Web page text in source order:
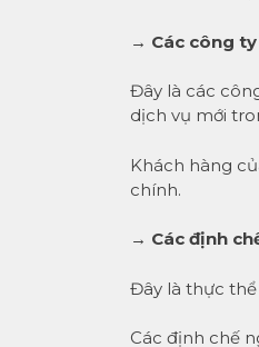
→ Các công
Đây là các
dịch vụ mới
Khách hàng
chính.
→ Các định
Đây là thực
Các định chế